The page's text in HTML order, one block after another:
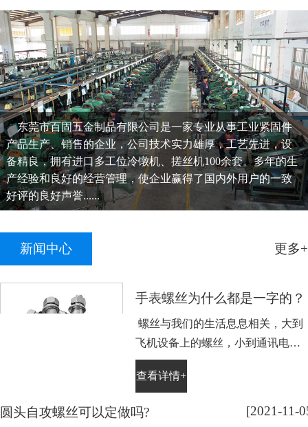
东莞市百固五金制品有限公司是一家专业从事工业紧固件
产品生产、销售的企业，公司技术实力雄厚，工艺先进，设
备精良，拥有进口多工位冷镦机、搓丝机100余套。多年的生
产经验和良好的经营管理，使企业赢得了国内外用户的一致
好评的良好声誉......
新闻中心 更多+
手表螺丝为什么都是一字的？
螺丝与我们的生活息息相关，大到
飞机设备上的螺丝，小到通讯电子
设备手表上的小螺丝。不知道大家
平时有没有留意，手表螺丝大部分
奇，跟随小编脚步来带大家了解一
查看详情+
圆头自攻螺丝可以定做吗? [2021-11-